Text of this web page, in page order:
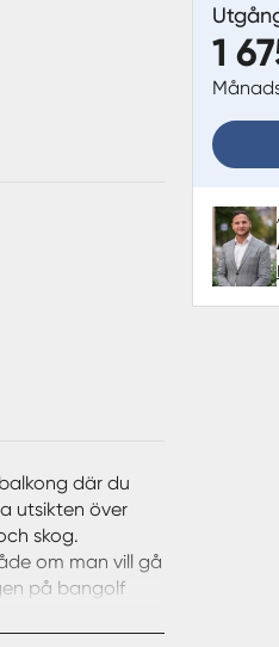
1
där du
utsikten över
skog.
om man vill gå
på bangolf